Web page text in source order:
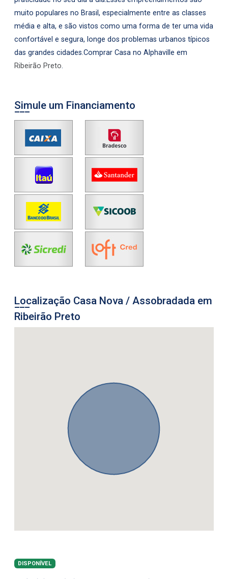
muito populares no Brasil, especialmente entre as classes
média e alta, e são vistos como uma forma de ter uma vida
confortável e segura, longe dos problemas urbanos típicos
das grandes cidades.Comprar Casa no Alphaville em
Ribeirão Preto.
Simule um Financiamento
Localização Casa Nova / Assobradada em
Ribeirão Preto
DISPONÍVEL